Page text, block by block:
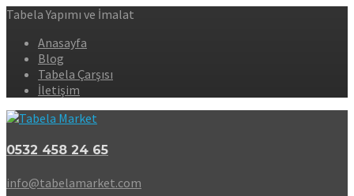
Tabela Yapımı ve İmalat
Anasayfa
Blog
Tabela Çarşısı
İletişim
0532 458 24 65
info@tabelamarket.com